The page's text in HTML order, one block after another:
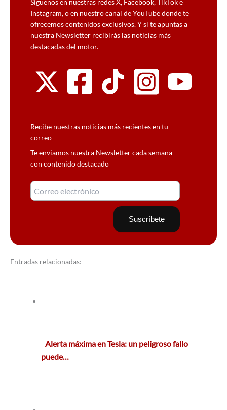
Instagram, o en nuestro canal de YouTube donde te
ofrecemos contenidos exclusivos. Y si te apuntas a
nuestra Newsletter recibirás las noticias más
destacadas del motor.
Recibe nuestras noticias más recientes en tu
correo
Te enviamos nuestra Newsletter cada semana
con contenido destacado
Entradas relacionadas:
Alerta máxima en Tesla: un peligroso fallo
puede…